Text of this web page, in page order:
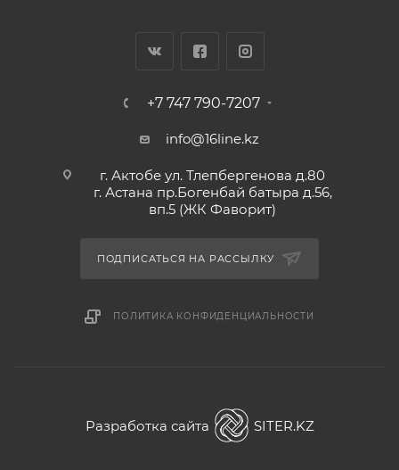
+7 747 790-7207
info@16line.kz
г. Актобе ул. Тлепбергенова д.80
г. Астана пр.Богенбай батыра д.56,
вп.5 (ЖК Фаворит)
ПОДПИСАТЬСЯ НА РАССЫЛКУ
ПОЛИТИКА КОНФИДЕНЦИАЛЬНОСТИ
Разработка сайта SITER.KZ